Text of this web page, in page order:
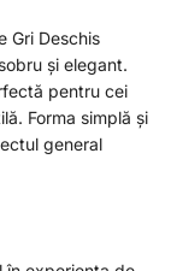
Gri Deschis
și elegant.
pentru cei
Forma simplă și
general